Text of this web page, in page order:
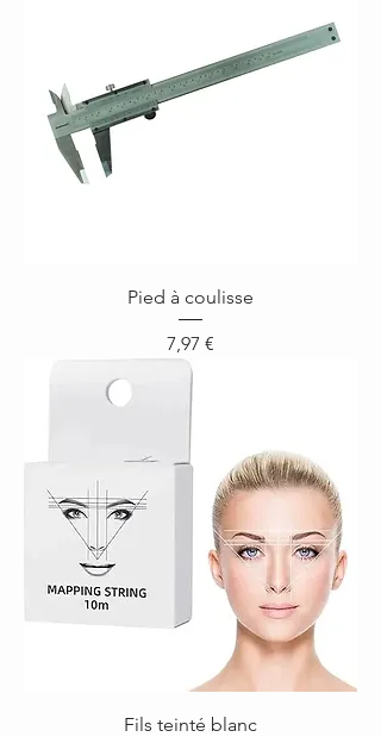
Pied à coulisse
Prix
7,97 €
Fils teinté blanc